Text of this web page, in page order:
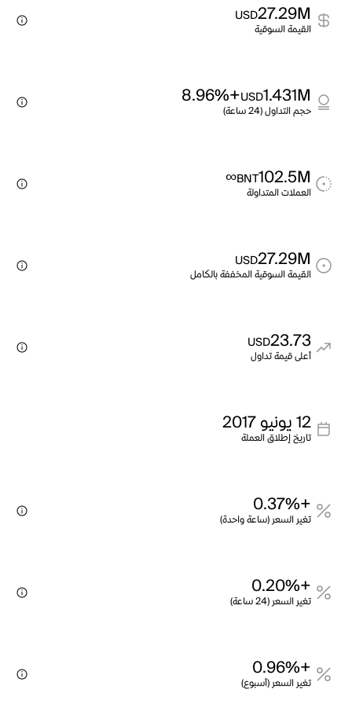
27.29M
USD
القيمة السوقية
1.431M
USD
+8.96%
حجم التداول (24 ساعة)
102.5M
BNT
∞
العملات المتداولة
27.29M
USD
القيمة السوقية المخففة بالكامل
23.73
USD
أعلى قيمة تداول
12 يونيو 2017
تاريخ إطلاق العملة
+0.37%
تغير السعر (ساعة واحدة)
+0.20%
تغير السعر (24 ساعة)
+0.96%
تغير السعر (أسبوع)